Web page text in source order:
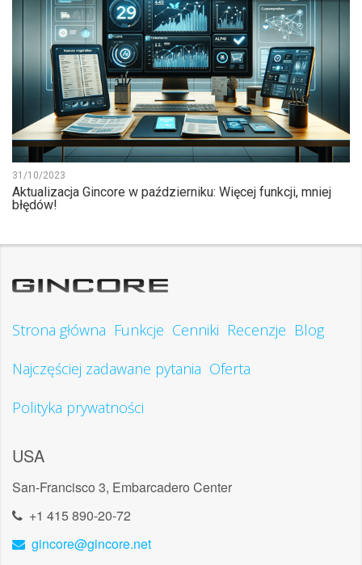
31/10/2023
Aktualizacja Gincore w październiku: Więcej funkcji, mniej
błędów!
Strona główna Funkcje Cenniki Recenzje Blog
Najczęściej zadawane pytania Oferta
Polityka prywatności
USA
San-Francisco 3, Embarcadero Center
+1 415 890-20-72
gincore@gincore.net